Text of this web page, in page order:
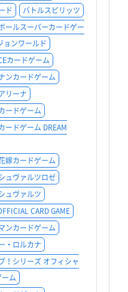
ド
バトルスピリッツ
ールスーパーカードゲー
ョンワールド
カードゲーム
ンカードゲーム
リーナ
ードゲーム
ードゲーム DREAM
嫁カードゲーム
ュヴァルツロゼ
ュヴァルツ
CARD GAME
ンカードゲーム
・ロルカナ
！シリーズ オフィシャ
ム